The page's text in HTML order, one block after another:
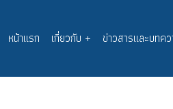
Main
navigation
หน้าแรก เกี่ยวกับ + ข่าวสารและบทค